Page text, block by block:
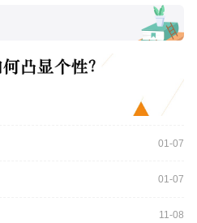
01-07
01-07
11-08